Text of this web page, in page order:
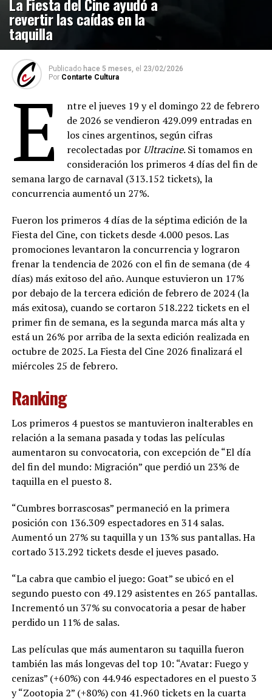
revertir las caídas en la
taquilla
Publicado hace 5 meses, el 23/02/2026
Por Contarte Cultura
E
ntre el jueves 19 y el domingo 22 de febrero
de 2026 se vendieron 429.099 entradas en
los cines argentinos, según cifras
recolectadas por Ultracine. Si tomamos en
consideración los primeros 4 días del fin de
semana largo de carnaval (313.152 tickets), la
concurrencia aumentó un 27%.
Fueron los primeros 4 días de la séptima edición de la
Fiesta del Cine, con tickets desde 4.000 pesos. Las
promociones levantaron la concurrencia y lograron
frenar la tendencia de 2026 con el fin de semana (de 4
días) más exitoso del año. Aunque estuvieron un 17%
por debajo de la tercera edición de febrero de 2024 (la
más exitosa), cuando se cortaron 518.222 tickets en el
primer fin de semana, es la segunda marca más alta y
está un 26% por arriba de la sexta edición realizada en
octubre de 2025. La Fiesta del Cine 2026 finalizará el
miércoles 25 de febrero.
Ranking
Los primeros 4 puestos se mantuvieron inalterables en
relación a la semana pasada y todas las películas
aumentaron su convocatoria, con excepción de “El día
del fin del mundo: Migración” que perdió un 23% de
taquilla en el puesto 8.
“Cumbres borrascosas” permaneció en la primera
posición con 136.309 espectadores en 314 salas.
Aumentó un 27% su taquilla y un 13% sus pantallas. Ha
cortado 313.292 tickets desde el jueves pasado.
“La cabra que cambio el juego: Goat” se ubicó en el
segundo puesto con 49.129 asistentes en 265 pantallas.
Incrementó un 37% su convocatoria a pesar de haber
perdido un 11% de salas.
Las películas que más aumentaron su taquilla fueron
también las más longevas del top 10: “Avatar: Fuego y
cenizas” (+60%) con 44.946 espectadores en el puesto 3
y “Zootopia 2” (+80%) con 41.960 tickets en la cuarta